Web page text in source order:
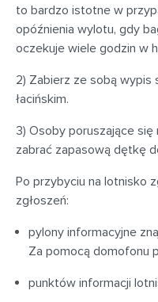
to bardzo istotne w
opóźnienia wylotu, gdy
oczekuje wiele godzin w
2) Zabierz ze sobą
łacińskim.
3) Osoby poruszające
zabrać zapasową dętkę
Po przybyciu na lotnisko
zgłoszeń:
pylony informacyjne
Za pomocą domofonu
punktów informacji